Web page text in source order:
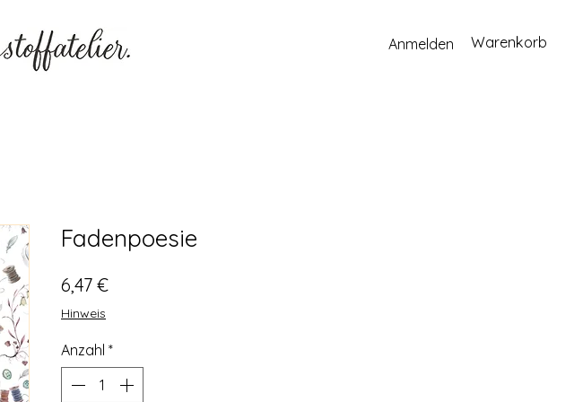
Warenkorb
Anmelden
Fadenpoesie
6,47 €Preis
Hinweis
Anzahl *